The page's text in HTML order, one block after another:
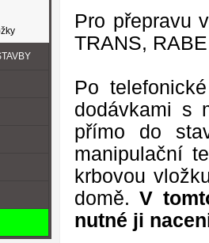
Pro přepravu
TRANS,
Po
dodávkami s
přímo do
manipulační
krbovou
domě. V
nutné ji